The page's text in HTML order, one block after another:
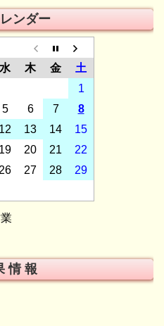
ンダー
水 木 金
土
1
5 6 7
8
12 13 14
15
19 20 21
22
26 27 28
29
情 報